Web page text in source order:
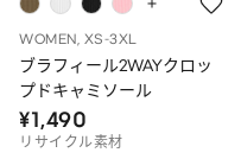
WOMEN, XS-3XL
ブラフィール2WAYクロッ
プドキャミソール
¥1,490
リサイクル素材